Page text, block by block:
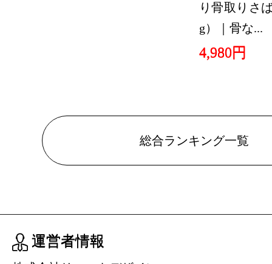
り骨取りさ
g）｜骨な...
4,980円
総合ランキング一覧
運営者情報